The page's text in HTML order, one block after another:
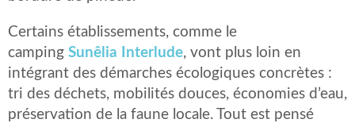
Certains établissements, comme le
camping Sunêlia Interlude, vont plus loin en
intégrant des démarches écologiques concrètes :
tri des déchets, mobilités douces, économies d’eau,
préservation de la faune locale. Tout est pensé